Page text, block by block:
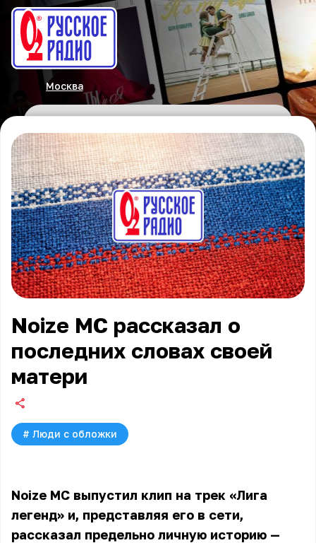
Москва
Noize MC рассказал о
последних словах своей
матери
# Люди с обложки
Noize MC выпустил клип на трек «Лига
легенд» и, представляя его в сети,
рассказал предельно личную историю —